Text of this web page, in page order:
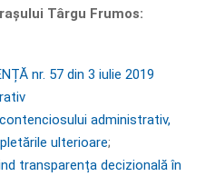
Târgu Frumos:
nr. 57 din 3 iulie 2019
administrativ,
ulterioare;
transparența decizională în